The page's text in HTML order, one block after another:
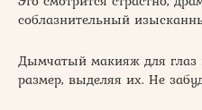
соблазнительный
Дымчатый макияж для глаз
размер, выделяя их. Не